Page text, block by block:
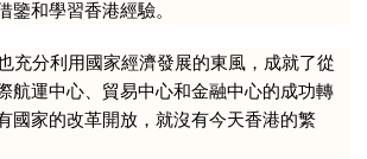
鑒和學習香港經驗。
充分利用國家經濟發展的東風，成就了從
航運中心、貿易中心和金融中心的成功轉
國家的改革開放，就沒有今天香港的繁